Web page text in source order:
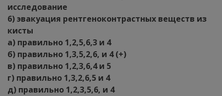
исследование
6) эвакуация рентгеноконтрастных веществ из
кисты
а) правильно 1,2,5,6,3 и 4
б) правильно 1,3,5,2,6, и 4 (+)
в) правильно 1,2,3,6,4 и 5
г) правильно 1,3,2,6,5 и 4
д) правильно 1,2,3,5,6, и 4